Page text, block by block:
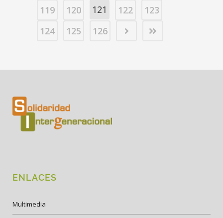
119
120 121 122
123
124
125 126
ENLACES
Multimedia